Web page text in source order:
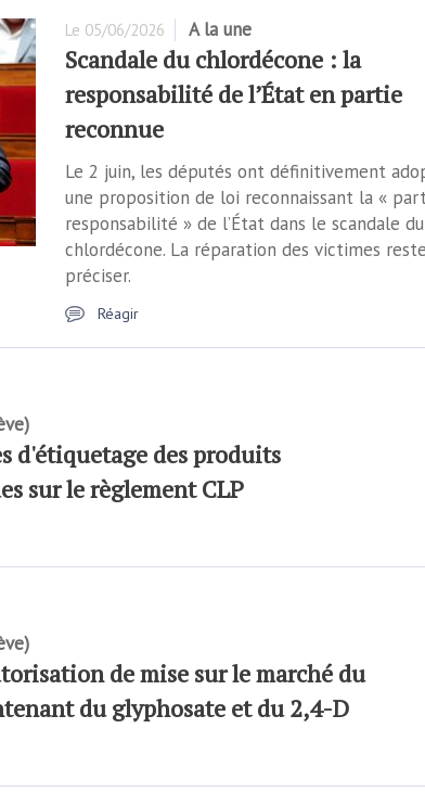
Le 05/06/2026 A la une
Scandale du chlordécone : la
responsabilité de l’État en partie
reconnue
Le 2 juin, les députés ont définitivement
une proposition de loi reconnaissant la «
responsabilité » de l’État dans le scandale du
chlordécone. La réparation des victimes
préciser.
Réagir
d'étiquetage des produits
sur le règlement CLP
de mise sur le marché du
du glyphosate et du 2,4-D